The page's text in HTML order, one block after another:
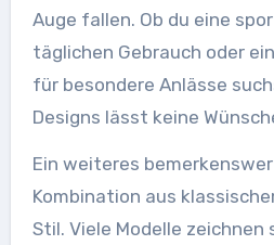
Auge fallen. Ob du eine
täglichen Gebrauch oder
für besondere Anlässe
Designs lässt keine
Ein weiteres
Kombination aus
Stil. Viele Modelle zeichnen